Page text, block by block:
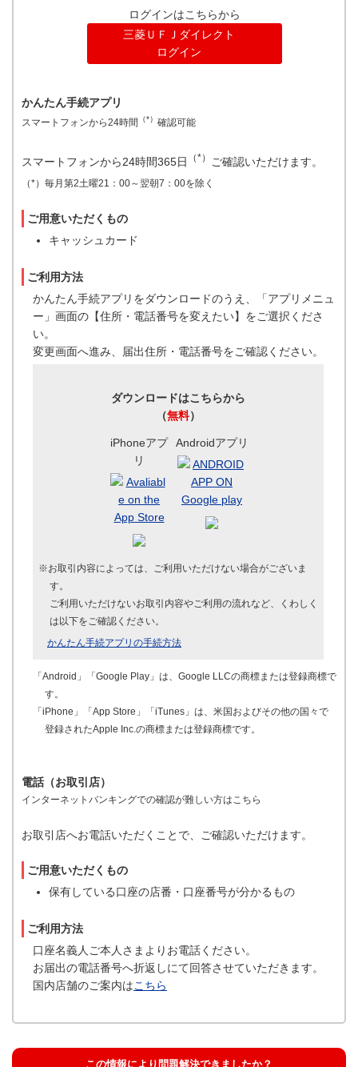
ログインはこちらから
三菱ＵＦＪダイレクト
ログイン
かんたん手続アプリ
スマートフォンから24時間 （*） 確認可能
スマートフォンから24時間365日 （*） ご確認いただけます。
（*）毎月第2土曜21：00～翌朝7：00を除く
ご用意いただくもの
キャッシュカード
ご利用方法
かんたん手続アプリをダウンロードのうえ、「アプリメニュ
ー」画面の【住所・電話番号を変えたい】をご選択くださ
い。
変更画面へ進み、届出住所・電話番号をご確認ください。
ダウンロードはこちらから
（無料）
iPhoneアプ
リ
Androidアプリ
※お取引内容によっては、ご利用いただけない場合がございま
す。
ご利用いただけないお取引内容やご利用の流れなど、くわしく
は以下をご確認ください。
かんたん手続アプリの手続方法
「Android」「Google Play」は、Google LLCの商標または登録商標で
す。
「iPhone」「App Store」「iTunes」は、米国およびその他の国々で
登録されたApple Inc.の商標または登録商標です。
電話（お取引店）
インターネットバンキングでの確認が難しい方はこちら
お取引店へお電話いただくことで、ご確認いただけます。
ご用意いただくもの
保有している口座の店番・口座番号が分かるもの
ご利用方法
口座名義人ご本人さまよりお電話ください。
お届出の電話番号へ折返しにて回答させていただきます。
国内店舗のご案内はこちら
この情報により問題解決できましたか？